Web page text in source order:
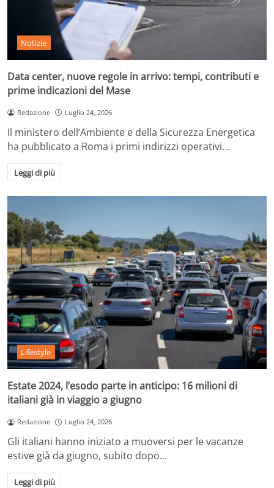
Notizie
Data center, nuove regole in arrivo: tempi, contributi e
prime indicazioni del Mase
Redazione Luglio 24, 2026
Il ministero dell’Ambiente e della Sicurezza Energetica
ha pubblicato a Roma i primi indirizzi operativi…
Leggi di più
Lifestyle
Estate 2024, l’esodo parte in anticipo: 16 milioni di
italiani già in viaggio a giugno
Redazione Luglio 24, 2026
Gli italiani hanno iniziato a muoversi per le vacanze
estive già da giugno, subito dopo…
Leggi di più